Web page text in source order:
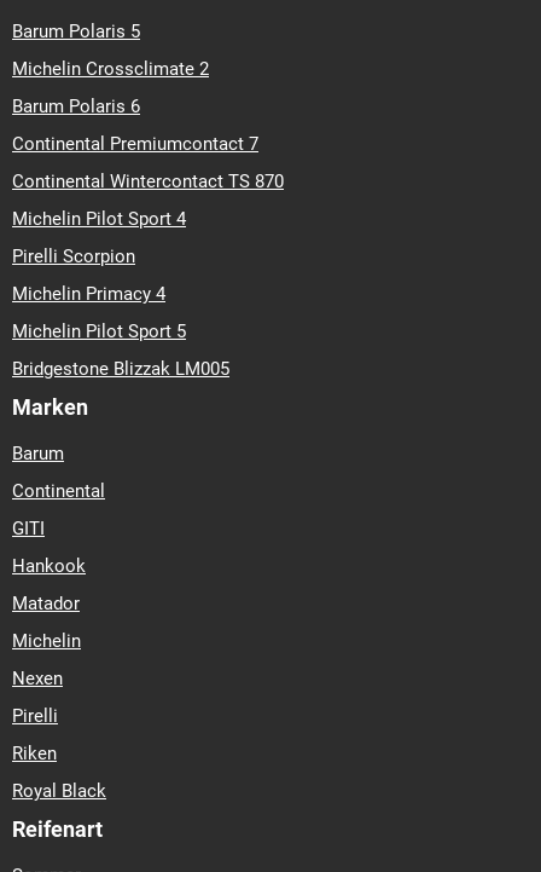
Barum Polaris 5
Michelin Crossclimate 2
Barum Polaris 6
Continental Premiumcontact 7
Continental Wintercontact TS 870
Michelin Pilot Sport 4
Pirelli Scorpion
Michelin Primacy 4
Michelin Pilot Sport 5
Bridgestone Blizzak LM005
Marken
Barum
Continental
GITI
Hankook
Matador
Michelin
Nexen
Pirelli
Riken
Royal Black
Reifenart